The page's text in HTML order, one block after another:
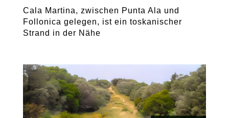
Cala Martina, zwischen Punta Ala und
Follonica gelegen, ist ein toskanischer
Strand in der Nähe